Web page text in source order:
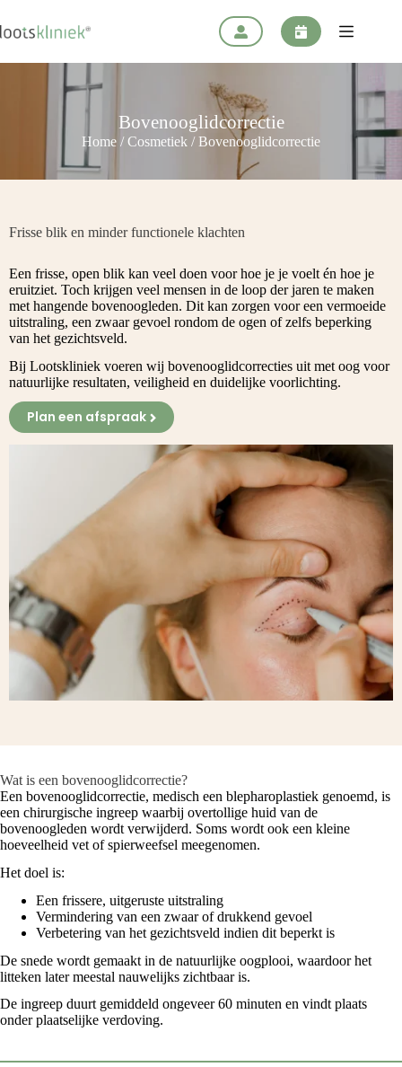
naar
de
Bovenooglidcorrectie
Home /Cosmetiek /Bovenooglidcorrectie
Frisse blik en minder functionele klachten
Een frisse, open blik kan veel doen voor hoe je je voelt én hoe je
eruitziet. Toch krijgen veel mensen in de loop der jaren te maken
met hangende bovenoogleden. Dit kan zorgen voor een vermoeide
uitstraling, een zwaar gevoel rondom de ogen of zelfs beperking
van het gezichtsveld.
Bij Lootskliniek voeren wij bovenooglidcorrecties uit met oog voor
natuurlijke resultaten, veiligheid en duidelijke voorlichting.
Plan een afspraak
Wat is een bovenooglidcorrectie?
Een bovenooglidcorrectie, medisch een blepharoplastiek genoemd, is
een chirurgische ingreep waarbij overtollige huid van de
bovenoogleden wordt verwijderd. Soms wordt ook een kleine
hoeveelheid vet of spierweefsel meegenomen.
Het doel is:
Een frissere, uitgeruste uitstraling
Vermindering van een zwaar of drukkend gevoel
Verbetering van het gezichtsveld indien dit beperkt is
De snede wordt gemaakt in de natuurlijke oogplooi, waardoor het
litteken later meestal nauwelijks zichtbaar is.
De ingreep duurt gemiddeld ongeveer 60 minuten en vindt plaats
onder plaatselijke verdoving.